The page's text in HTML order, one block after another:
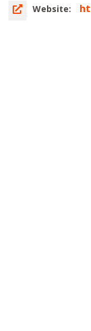
Website: